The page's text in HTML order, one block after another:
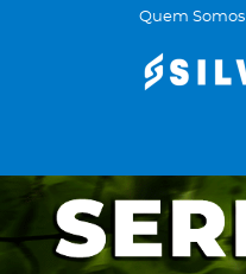
Quem Somos